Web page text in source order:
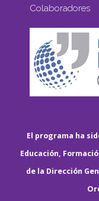
Colaboradores
El programa ha
Educación,
de la Dirección